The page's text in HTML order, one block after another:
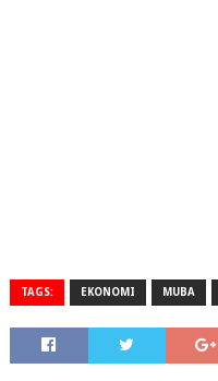
TAGS: EKONOMI MUBA